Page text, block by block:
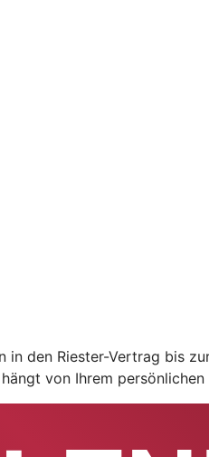
in den Riester-Vertrag bis
von Ihrem persönlichen